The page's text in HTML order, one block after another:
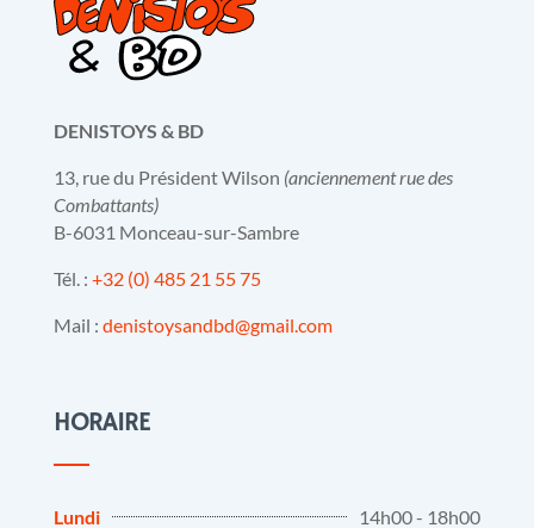
DENISTOYS & BD
13, rue du Président Wilson (anciennement rue des
Combattants)
B-6031 Monceau-sur-Sambre
Tél. : +32 (0) 485 21 55 75
Mail : denistoysandbd@gmail.com
HORAIRE
Lundi
14h00 - 18h00